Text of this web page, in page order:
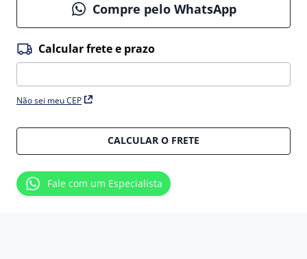
Compre pelo WhatsApp
Não sei meu CEP
CALCULAR O FRETE
Fale com um Especialista